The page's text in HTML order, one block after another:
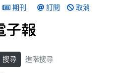
期刊 訂閱 取消
搜尋 進階搜尋